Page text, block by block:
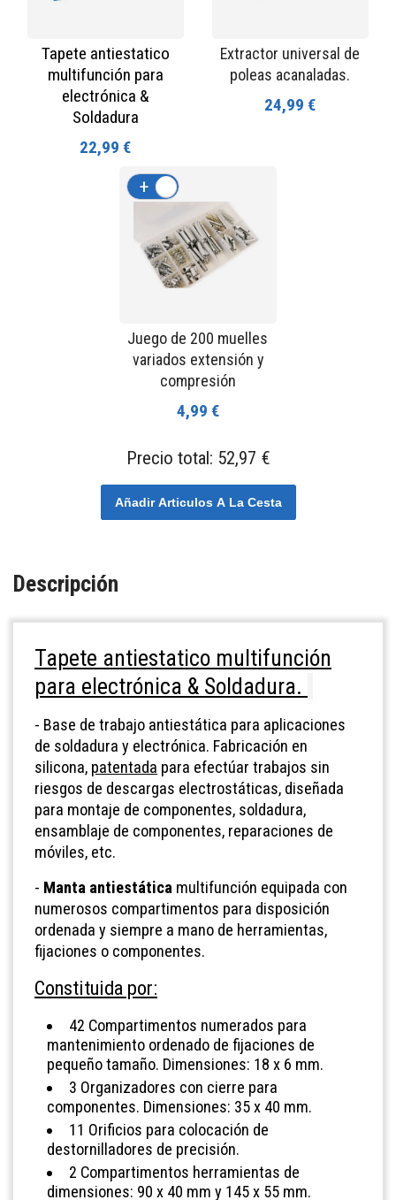
Tapete antiestatico
multifunción para
electrónica &
Soldadura
22,99 €
Extractor universal de
poleas acanaladas.
24,99 €
Juego de 200 muelles
variados extensión y
compresión
4,99 €
+
Precio total: 52,97 €
Añadir Articulos A La Cesta
Descripción
Tapete antiestatico multifunción
para electrónica & Soldadura.
- Base de trabajo antiestática para aplicaciones
de soldadura y electrónica. Fabricación en
silicona, patentada para efectúar trabajos sin
riesgos de descargas electrostáticas, diseñada
para montaje de componentes, soldadura,
ensamblaje de componentes, reparaciones de
móviles, etc.
- Manta antiestática multifunción equipada con
numerosos compartimentos para disposición
ordenada y siempre a mano de herramientas,
fijaciones o componentes.
Constituida por:
42 Compartimentos numerados para
mantenimiento ordenado de fijaciones de
pequeño tamaño. Dimensiones: 18 x 6 mm.
3 Organizadores con cierre para
componentes. Dimensiones: 35 x 40 mm.
11 Orificios para colocación de
destornilladores de precisión.
2 Compartimentos herramientas de
dimensiones: 90 x 40 mm y 145 x 55 mm.